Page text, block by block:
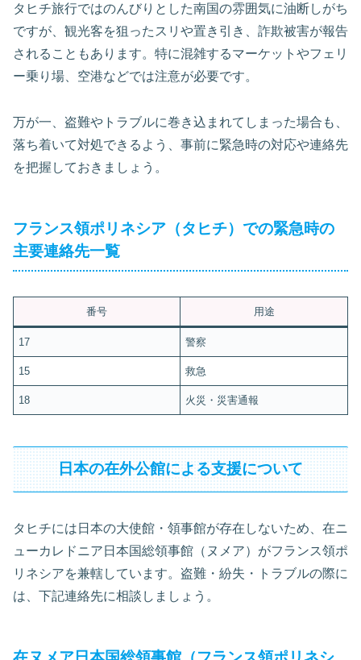
タヒチ旅行ではのんびりとした南国の雰囲気に油断しがち
ですが、観光客を狙ったスリや置き引き、詐欺被害が報告
されることもあります。特に混雑するマーケットやフェリ
ー乗り場、空港などでは注意が必要です。
万が一、盗難やトラブルに巻き込まれてしまった場合も、
落ち着いて対処できるよう、事前に緊急時の対応や連絡先
を把握しておきましょう。
フランス領ポリネシア（タヒチ）での緊急時の
主要連絡先一覧
番号 用途
17 警察
15 救急
18 火災・災害通報
日本の在外公館による支援について
タヒチには日本の大使館・領事館が存在しないため、在ニ
ューカレドニア日本国総領事館（ヌメア）がフランス領ポ
リネシアを兼轄しています。盗難・紛失・トラブルの際に
は、下記連絡先に相談しましょう。